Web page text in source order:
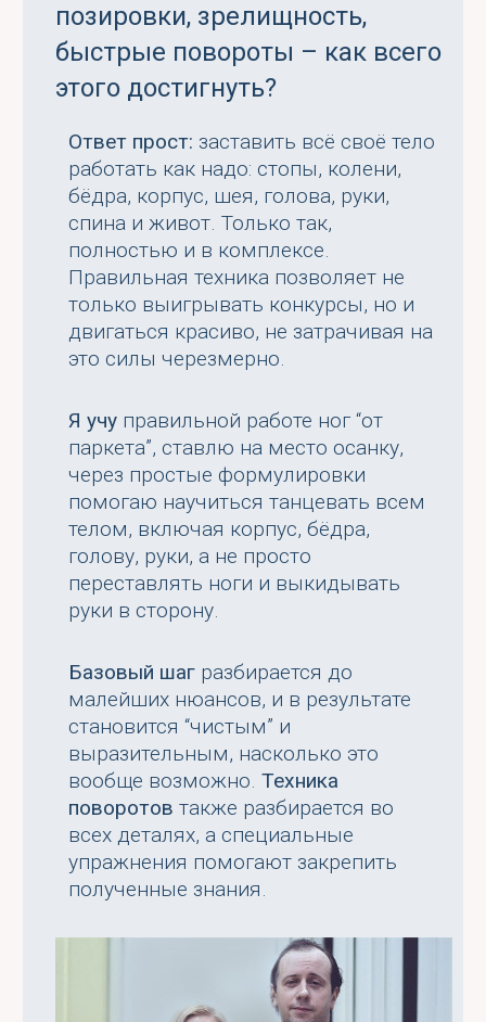
позировки, зрелищность,
быстрые повороты – как всего
этого достигнуть?
Ответ прост: заставить всё своё тело
работать как надо: стопы, колени,
бёдра, корпус, шея, голова, руки,
спина и живот. Только так,
полностью и в комплексе.
Правильная техника позволяет не
только выигрывать конкурсы, но и
двигаться красиво, не затрачивая на
это силы черезмерно.
Я учу правильной работе ног “от
паркета”, ставлю на место осанку,
через простые формулировки
помогаю научиться танцевать всем
телом, включая корпус, бёдра,
голову, руки, а не просто
переставлять ноги и выкидывать
руки в сторону.
Базовый шаг разбирается до
малейших нюансов, и в результате
становится “чистым” и
выразительным, насколько это
вообще возможно. Техника
поворотов также разбирается во
всех деталях, а специальные
упражнения помогают закрепить
полученные знания.